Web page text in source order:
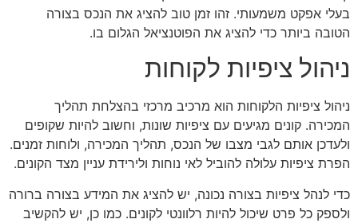
בעלי אפקט משמעותי. זהו זמן טוב להציג את הנכס בצורה
הטובה ביותר כדי להציג את הפוטנציאל הגלום בו.
ניהול ציפיות לקוחות
ניהול ציפיות הלקוחות הוא מרכיב מרכזי בהצלחת תהליך
המכירה. קונים מגיעים עם ציפיות שונות, וחשוב להיות שקופים
ולעדכן אותם לגבי מצבו של הנכס, תהליך המכירה, ולוחות זמנים.
הפרת ציפיות עלולה להוביל לאי נוחות ולירידת עניין מצד הקונים.
כדי לנהל ציפיות בצורה נכונה, יש להציג את המידע בצורה ברורה
ולספק כל פרט שיכול להיות רלוונטי לקונים. כמו כן, יש להקשיב